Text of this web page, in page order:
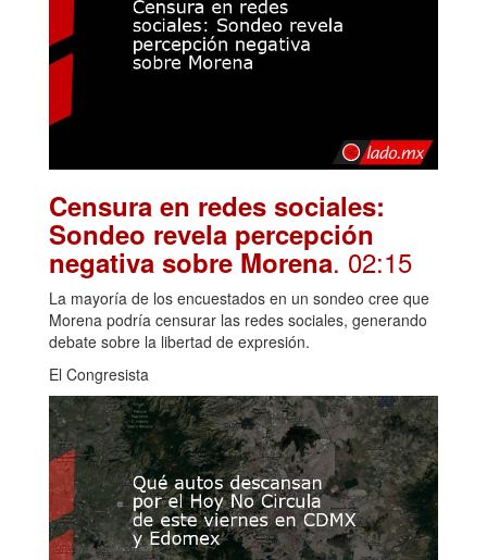
Censura en redes sociales:
Sondeo revela percepción
negativa sobre Morena. 02:15
La mayoría de los encuestados en un sondeo cree que
Morena podría censurar las redes sociales, generando
debate sobre la libertad de expresión.
El Congresista